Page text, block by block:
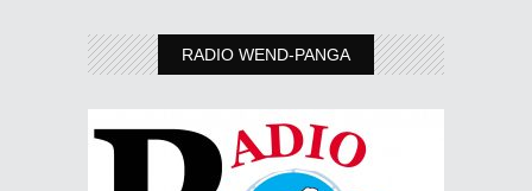
RADIO WEND-PANGA